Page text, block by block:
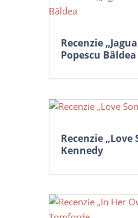
Recenzie
Popescu Bâldea
Recenzie „Love
Kennedy